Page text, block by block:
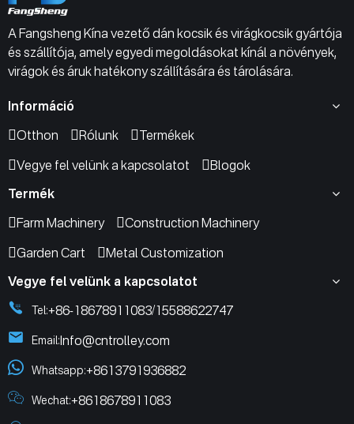
A Fangsheng Kína vezető dán kocsik és virágkocsik gyártója
és szállítója, amely egyedi megoldásokat kínál a növények,
virágok és áruk hatékony szállítására és tárolására.
Információ
Otthon
Rólunk
Termékek
Vegye fel velünk a kapcsolatot
Blogok
Termék
Farm Machinery
Construction Machinery
Garden Cart
Metal Customization
Vegye fel velünk a kapcsolatot
Tel:+86-18678911083/15588622747
Email:Info@cntrolley.com
Whatsapp:+8613791936882
Wechat:+8618678911083